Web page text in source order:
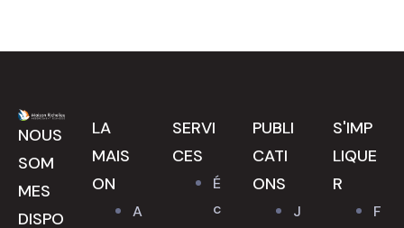
NOUS
SOM
MES
DISPO
LA
MAIS
ON
A
SERVI
CES
É
c
PUBLI
CATI
ONS
J
S'IMP
LIQUE
R
F